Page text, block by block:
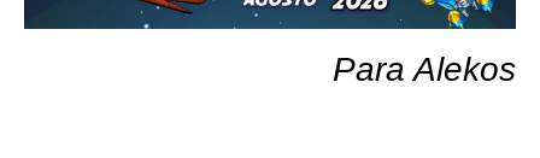
Para Alekos